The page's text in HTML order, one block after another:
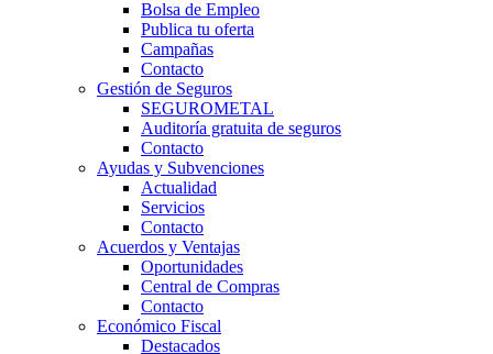
Bolsa de Empleo
Publica tu oferta
Campañas
Contacto
Gestión de Seguros
SEGUROMETAL
Auditoría gratuita de seguros
Contacto
Ayudas y Subvenciones
Actualidad
Servicios
Contacto
Acuerdos y Ventajas
Oportunidades
Central de Compras
Contacto
Económico Fiscal
Destacados